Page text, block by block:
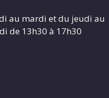
au mardi et du jeudi au
de 13h30 à 17h30